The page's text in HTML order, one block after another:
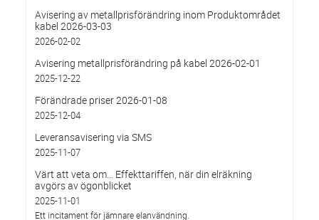
Avisering av metallprisförändring inom Produktområdet
kabel 2026-03-03
2026-02-02
Avisering metallprisförändring på kabel 2026-02-01
2025-12-22
Förändrade priser 2026-01-08
2025-12-04
Leveransavisering via SMS
2025-11-07
Värt att veta om… Effekttariffen, när din elräkning
avgörs av ögonblicket
2025-11-01
Ett incitament för jämnare elanvändning.